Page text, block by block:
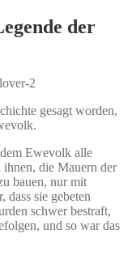
der
gesagt worden,
Ewevolk alle
die Mauern der
bauen, nur mit
dass sie gebeten
schwer bestraft,
und so war das